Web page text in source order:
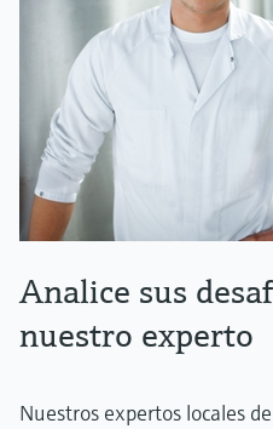
Analice sus
nuestro experto
Nuestros expertos locales